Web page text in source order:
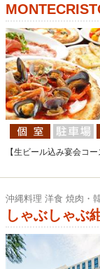
【生ビール込み宴会コ
沖縄料理 洋食 焼肉・
しゃぶしゃぶ